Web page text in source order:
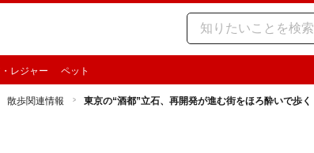
レジャー ペット
散歩関連情報 東京の“酒都”立石、再開発が進む街をほろ酔いで歩く